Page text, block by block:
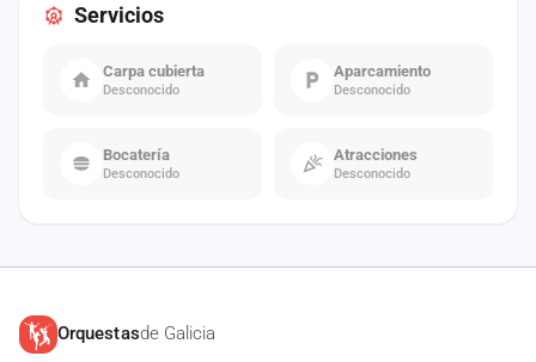
Servicios
Carpa cubierta
Desconocido
Aparcamiento
Desconocido
Bocatería
Desconocido
Atracciones
Desconocido
Orquestasde Galicia